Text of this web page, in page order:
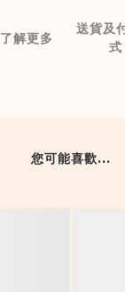
了解更多
送貨及
式
您可能喜歡...